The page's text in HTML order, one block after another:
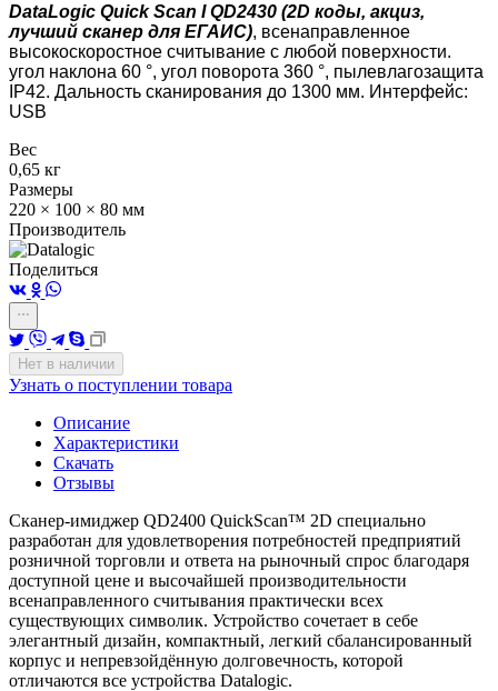
DataLogic Quick Scan I QD2430 (2D коды, акциз,
лучший сканер для ЕГАИС), всенаправленное
высокоскоростное считывание с любой поверхности.
угол наклона 60 °, угол поворота 360 °, пылевлагозащита
IP42. Дальность сканирования до 1300 мм. Интерфейс:
USB
Вес
0,65 кг
Размеры
220 × 100 × 80 мм
Производитель
Поделиться
Нет в наличии
Узнать о поступлении товара
Описание
Характеристики
Скачать
Отзывы
Сканер-имиджер QD2400 QuickScan™ 2D специально
разработан для удовлетворения потребностей предприятий
розничной торговли и ответа на рыночный спрос благодаря
доступной цене и высочайшей производительности
всенаправленного считывания практически всех
существующих символик. Устройство сочетает в себе
элегантный дизайн, компактный, легкий сбалансированный
корпус и непревзойдённую долговечность, которой
отличаются все устройства Datalogic.